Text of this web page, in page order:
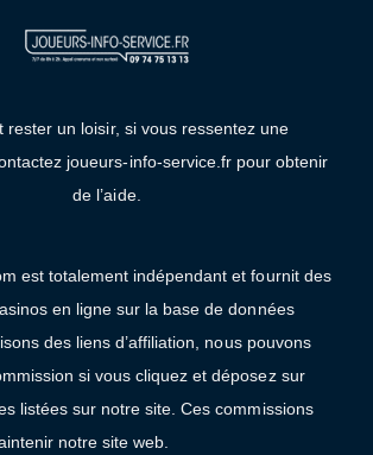
rester un loisir, si vous ressentez une
joueurs-info-service.fr pour obtenir
de l’aide.
est totalement indépendant et fournit des
en ligne sur la base de données
des liens d’affiliation, nous pouvons
si vous cliquez et déposez sur
listées sur notre site. Ces commissions
notre site web.